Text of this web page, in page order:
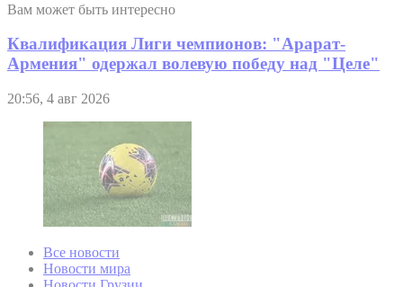
Вам может быть интересно
Квалификация Лиги чемпионов: "Арарат-
Армения" одержал волевую победу над "Целе"
20:56, 4 авг 2026
Все новости
Новости мира